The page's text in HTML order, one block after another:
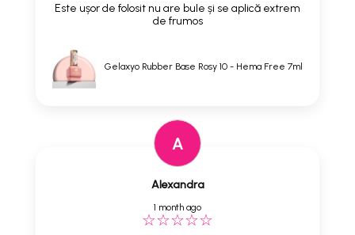
Este ușor de folosit nu are bule și se aplică extrem
de frumos
Gelaxyo Rubber Base Rosy 10 - Hema Free 7ml
A
Alexandra
1 month ago